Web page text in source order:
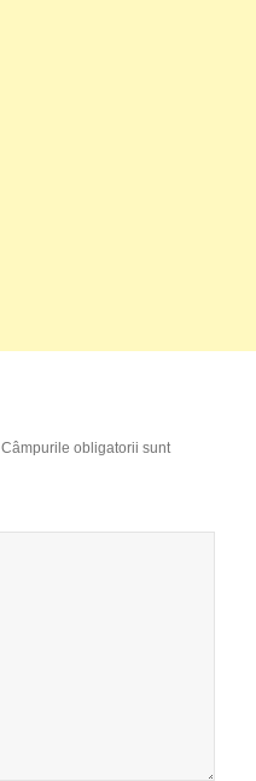
Câmpurile obligatorii sunt